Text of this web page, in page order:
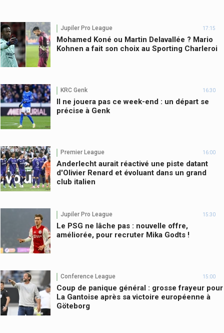
Jupiler Pro League 17:15
Mohamed Koné ou Martin Delavallée ? Mario
Kohnen a fait son choix au Sporting Charleroi
KRC Genk 16:30
Il ne jouera pas ce week-end : un départ se
précise à Genk
Premier League 16:00
Anderlecht aurait réactivé une piste datant
d'Olivier Renard et évoluant dans un grand
club italien
Jupiler Pro League 15:30
Le PSG ne lâche pas : nouvelle offre,
améliorée, pour recruter Mika Godts !
Conference League 15:00
Coup de panique général : grosse frayeur pour
La Gantoise après sa victoire européenne à
Göteborg